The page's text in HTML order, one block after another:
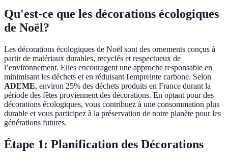
Qu'est-ce que les décorations écologiques
de Noël?
Les décorations écologiques de Noël sont des ornements conçus à
partir de matériaux durables, recyclés et respectueux de
l’environnement. Elles encouragent une approche responsable en
minimisant les déchets et en réduisant l'empreinte carbone. Selon
ADEME, environ 25% des déchets produits en France durant la
période des fêtes proviennent des décorations. En optant pour des
décorations écologiques, vous contribuez à une consommation plus
durable et vous participez à la préservation de notre planète pour les
générations futures.
Étape 1: Planification des Décorations